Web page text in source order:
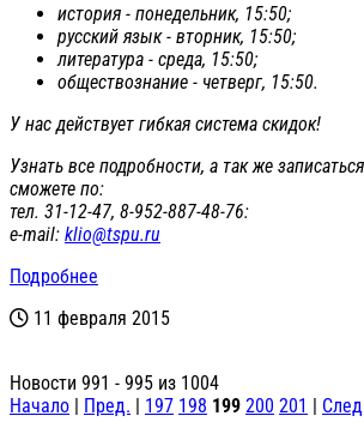
история - понедельник, 15:50;
русский язык - вторник, 15:50;
литература - среда, 15:50;
обществознание - четверг, 15:50.
У нас действует гибкая система скидок!
Узнать все подробности, а так же
сможете по:
тел. 31-12-47, 8-952-887-48-76:
е-mail: klio@tspu.ru
Подробнее
11 февраля 2015
Новости 991 - 995 из 1004
Начало | Пред. | 197 198 199 200 201 |